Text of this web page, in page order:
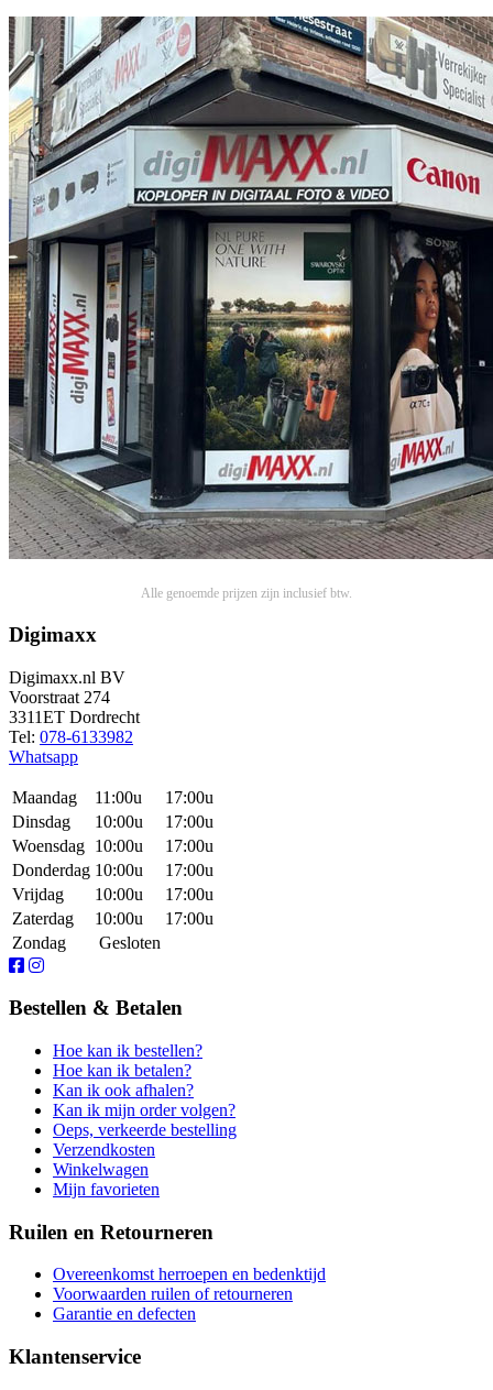
Alle genoemde prijzen zijn inclusief btw.
Digimaxx
Digimaxx.nl BV
Voorstraat 274
3311ET Dordrecht
Tel: 078-6133982
Whatsapp
Maandag 11:00u
17:00u
Dinsdag
10:00u
17:00u
Woensdag 10:00u
17:00u
Donderdag 10:00u
17:00u
Vrijdag
10:00u
17:00u
Zaterdag
10:00u
17:00u
Zondag
Gesloten
Bestellen & Betalen
Hoe kan ik bestellen?
Hoe kan ik betalen?
Kan ik ook afhalen?
Kan ik mijn order volgen?
Oeps, verkeerde bestelling
Verzendkosten
Winkelwagen
Mijn favorieten
Ruilen en Retourneren
Overeenkomst herroepen en bedenktijd
Voorwaarden ruilen of retourneren
Garantie en defecten
Klantenservice